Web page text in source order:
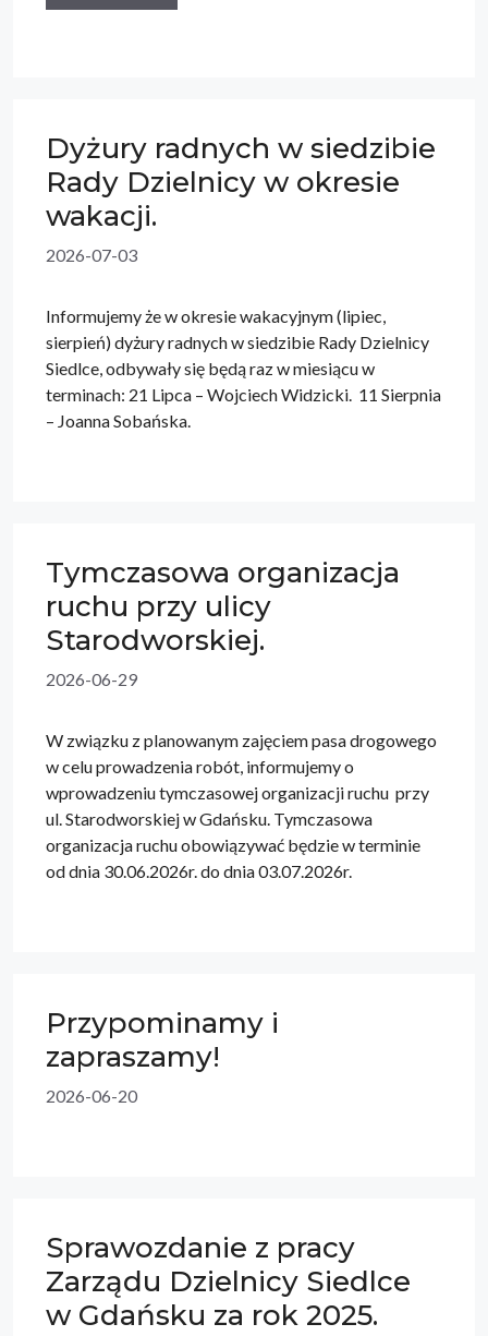
Dyżury radnych w siedzibie
Rady Dzielnicy w okresie
wakacji.
2026-07-03
Informujemy że w okresie wakacyjnym (lipiec,
sierpień) dyżury radnych w siedzibie Rady Dzielnicy
Siedlce, odbywały się będą raz w miesiącu w
terminach: 21 Lipca – Wojciech Widzicki. 11 Sierpnia
– Joanna Sobańska.
Tymczasowa organizacja
ruchu przy ulicy
Starodworskiej.
2026-06-29
W związku z planowanym zajęciem pasa drogowego
w celu prowadzenia robót, informujemy o
wprowadzeniu tymczasowej organizacji ruchu przy
ul. Starodworskiej w Gdańsku. Tymczasowa
organizacja ruchu obowiązywać będzie w terminie
od dnia 30.06.2026r. do dnia 03.07.2026r.
Przypominamy i
zapraszamy!
2026-06-20
Sprawozdanie z pracy
Zarządu Dzielnicy Siedlce
w Gdańsku za rok 2025.